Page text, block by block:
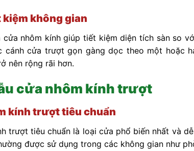
không gian
nhôm kính giúp tiết kiệm diện tích sàn so
cánh cửa trượt gọn gàng dọc theo một hoặc
nên rộng rãi hơn.
cửa nhôm kính trượt
kính trượt tiêu chuẩn
trượt tiêu chuẩn là loại cửa phổ biến nhất và
được sử dụng trong các không gian như